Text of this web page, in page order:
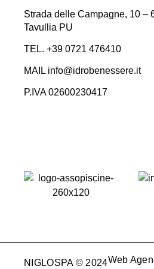
Strada delle Campagne, 10 –
Tavullia PU
TEL. +39 0721 476410​
MAIL info@idrobenessere.it
P.IVA 02600230417​
NIGLOSPA © 2024Web